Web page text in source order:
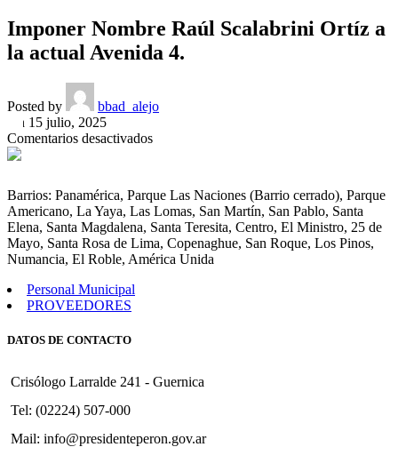
Imponer Nombre Raúl Scalabrini Ortíz a
la actual Avenida 4.
Posted by
bbad_alejo
On 15 julio, 2025
Comentarios desactivadosen
Scalabrini
Ortíz
a
la
actual
Barrios: Panamérica, Parque Las Naciones (Barrio cerrado), Parque
Americano, La Yaya, Las Lomas, San Martín, San Pablo, Santa
Elena, Santa Magdalena, Santa Teresita, Centro, El Ministro, 25 de
Mayo, Santa Rosa de Lima, Copenaghue, San Roque, Los Pinos,
Numancia, El Roble, América Unida
Personal Municipal
PROVEEDORES
DATOS DE CONTACTO
Crisólogo Larralde 241 - Guernica
Tel: (02224) 507-000
Mail: info@presidenteperon.gov.ar